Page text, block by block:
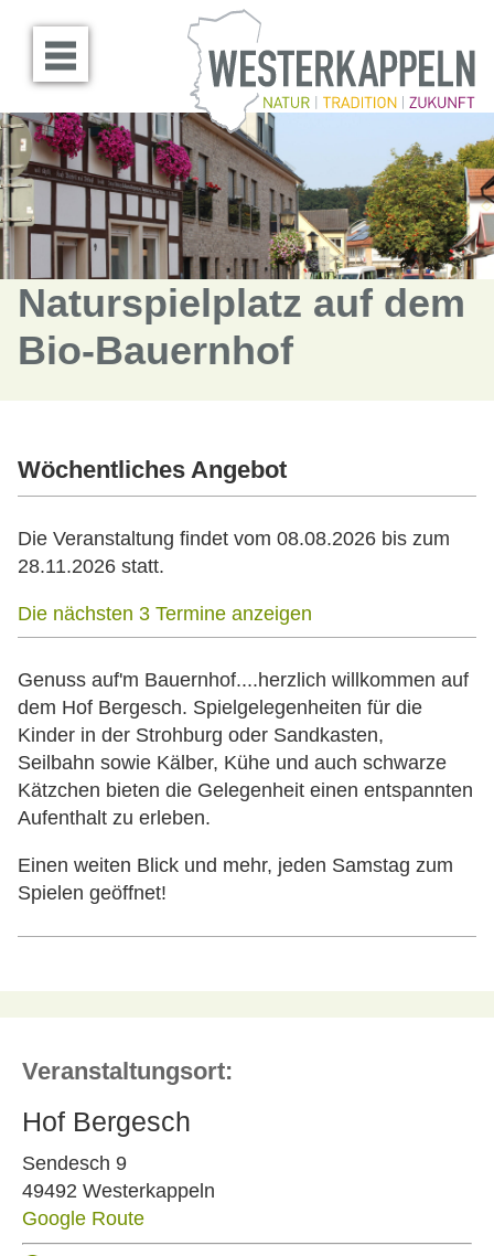
Menü öffnen
Naturspielplatz auf dem
Bio-Bauernhof
Wöchentliches Angebot
Die Veranstaltung findet vom 08.08.2026 bis zum
28.11.2026 statt.
Die nächsten 3 Termine anzeigen
Genuss auf'm Bauernhof....herzlich willkommen auf
dem Hof Bergesch. Spielgelegenheiten für die
Kinder in der Strohburg oder Sandkasten,
Seilbahn sowie Kälber, Kühe und auch schwarze
Kätzchen bieten die Gelegenheit einen entspannten
Aufenthalt zu erleben.
Einen weiten Blick und mehr, jeden Samstag zum
Spielen geöffnet!
Veranstaltungsort:
Hof Bergesch
Sendesch 9
49492 Westerkappeln
Google Route